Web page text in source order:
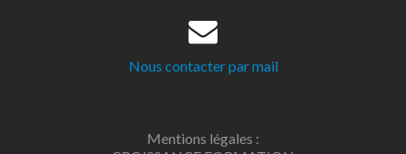
Nous contacter par mail
Mentions légales :